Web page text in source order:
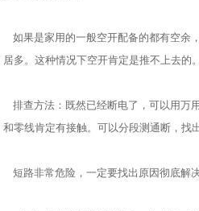
如果是家用的一般空开配备的都有空余
居多。这种情况下空开肯定是推不上去的。
排查方法：既然已经断电了，可以用万
和零线肯定有接触。可以分段测通断，找
短路非常危险，一定要找出原因彻底解